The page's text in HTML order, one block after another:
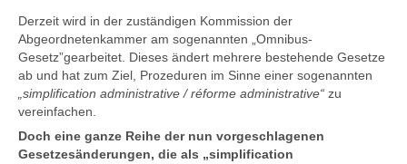
Derzeit wird in der zuständigen Kommission der
Abgeordnetenkammer am sogenannten „Omnibus-
Gesetz”gearbeitet. Dieses ändert mehrere bestehende Gesetze
ab und hat zum Ziel, Prozeduren im Sinne einer sogenannten
„simplification administrative / réforme administrative“ zu
vereinfachen.
Doch eine ganze Reihe der nun vorgeschlagenen
Gesetzesänderungen, die als „simplification